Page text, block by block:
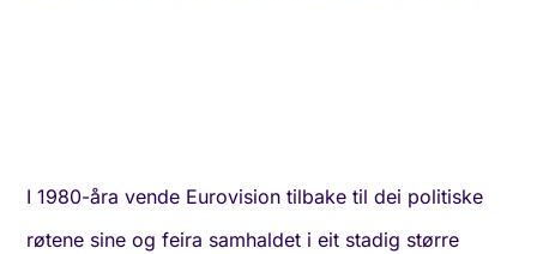
I 1980-åra vende Eurovision tilbake til dei politiske
røtene sine og feira samhaldet i eit stadig større